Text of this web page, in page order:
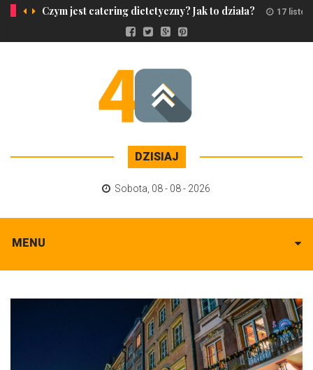
Czym jest catering dietetyczny? Jak to działa? 17
DZISIAJ
Sobota 08 - 08 - 2026
MENU